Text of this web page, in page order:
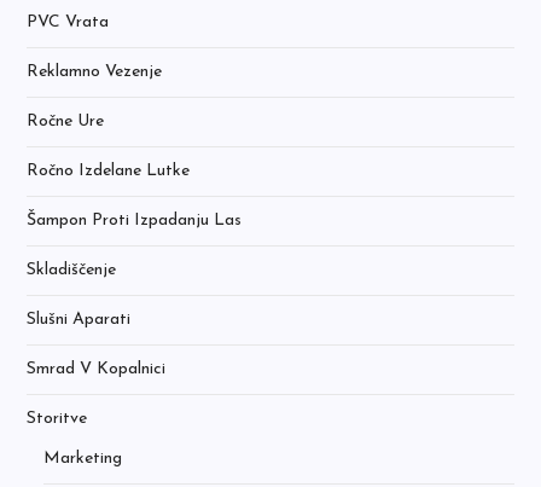
PVC Vrata
Reklamno Vezenje
Ročne Ure
Ročno Izdelane Lutke
Šampon Proti Izpadanju Las
Skladiščenje
Slušni Aparati
Smrad V Kopalnici
Storitve
Marketing